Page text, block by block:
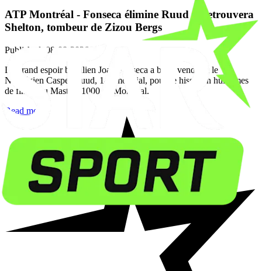
ATP Montréal - Fonseca élimine Ruud et retrouvera
Shelton, tombeur de Zizou Bergs
Published 08-08-2026
Le grand espoir brésilien Joao Fonseca a battu vendredi le
Norvégien Casper Ruud, 14e mondial, pour se hisser en huitièmes
de finale du Masters 1000 de Montréal.
Read more